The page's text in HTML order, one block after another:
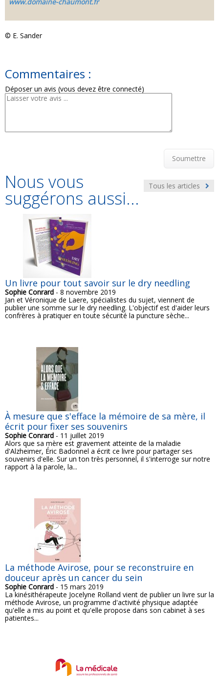
www.domaine-chaumont.fr
© E. Sander
Commentaires :
Déposer un avis (vous devez être connecté)
Soumettre
Tous les articles
Nous vous
suggérons aussi...
Un livre pour tout savoir sur le dry needling
Sophie Conrard - 8 novembre 2019
Jan et Véronique de Laere, spécialistes du sujet, viennent de
publier une somme sur le dry needling. L'objectif est d'aider leurs
confrères à pratiquer en toute sécurité la puncture sèche...
À mesure que s'efface la mémoire de sa mère, il
écrit pour fixer ses souvenirs
Sophie Conrard - 11 juillet 2019
Alors que sa mère est gravement atteinte de la maladie
d'Alzheimer, Éric Badonnel a écrit ce livre pour partager ses
souvenirs d'elle. Sur un ton très personnel, il s'interroge sur notre
rapport à la parole, la...
La méthode Avirose, pour se reconstruire en
douceur après un cancer du sein
Sophie Conrard - 15 mars 2019
La kinésithérapeute Jocelyne Rolland vient de publier un livre sur la
méthode Avirose, un programme d'activité physique adaptée
qu'elle a mis au point et qu'elle propose dans son cabinet à ses
patientes...